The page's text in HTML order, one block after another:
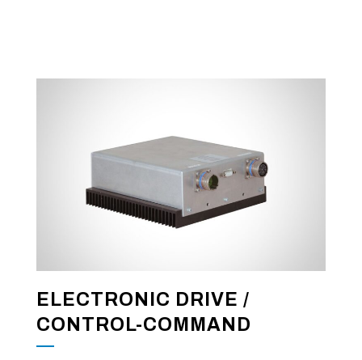
ELECTRONIC DRIVE /
CONTROL-COMMAND